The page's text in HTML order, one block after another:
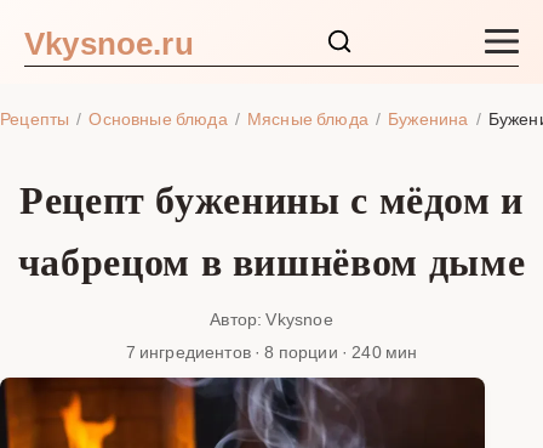
Vkysnoe.ru
Рецепты Основные блюда Мясные блюда Буженина
Рецепт буженины с мёдом и
чабрецом в вишнёвом дыме
Автор: Vkysnoe
7 ингредиентов · 8 порции · 240 мин